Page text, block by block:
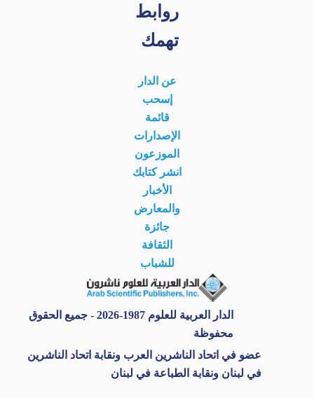
روابط
تهمك
عن الدار
إسحب
قائمة
الإصدارات
الموزعون
انشر كتابك
الأخبار
والمعارض
جائزة
الثقافة
للشباب
الدار العربية للعلوم 1987-2026 - جميع الحقوق
محفوظة
عضو في اتحاد الناشرين العرب ونقابة اتحاد الناشرين
في لبنان ونقابة الطباعة في لبنان